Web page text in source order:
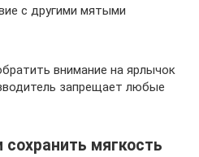
с другими мятыми
внимание на ярлычок
запрещает любые
сохранить мягкость